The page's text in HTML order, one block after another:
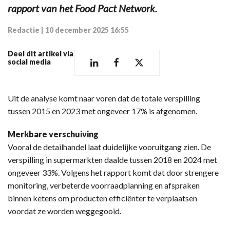
rapport van het Food Pact Network.
Redactie 10 december 2025 16:55
Deel dit artikel via
social media
Uit de analyse komt naar voren dat de totale verspilling
tussen 2015 en 2023 met ongeveer 17% is afgenomen.
Merkbare verschuiving
Vooral de detailhandel laat duidelijke vooruitgang zien. De
verspilling in supermarkten daalde tussen 2018 en 2024 met
ongeveer 33%. Volgens het rapport komt dat door strengere
monitoring, verbeterde voorraadplanning en afspraken
binnen ketens om producten efficiënter te verplaatsen
voordat ze worden weggegooid.